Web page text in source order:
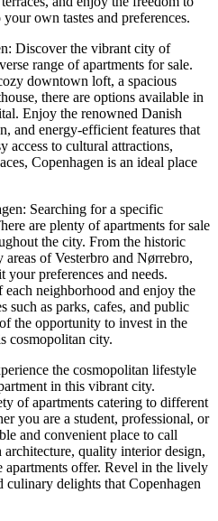
own tastes and preferences.
Discover the vibrant city of
range of apartments for sale.
downtown loft, a spacious
there are options available in
Enjoy the renowned Danish
and energy-efficient features that
access to cultural attractions,
Copenhagen is an ideal place
Searching for a specific
are plenty of apartments for sale
the city. From the historic
of Vesterbro and Nørrebro,
your preferences and needs.
neighborhood and enjoy the
such as parks, cafes, and public
the opportunity to invest in the
cosmopolitan city.
the cosmopolitan lifestyle
in this vibrant city.
of apartments catering to different
you are a student, professional, or
and convenient place to call
quality interior design,
apartments offer. Revel in the lively
culinary delights that Copenhagen